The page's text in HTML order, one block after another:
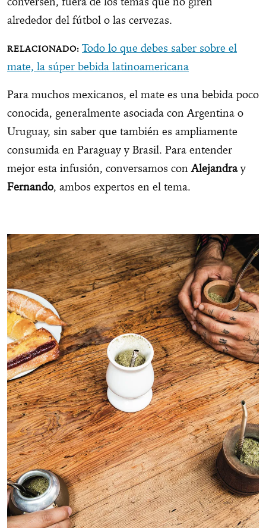
alrededor del fútbol o las cervezas.
Todo lo que debes saber sobre el
mate, la súper bebida latinoamericana
Para muchos mexicanos, el mate es una bebida poco
conocida, generalmente asociada con Argentina o
Uruguay, sin saber que también es ampliamente
consumida en Paraguay y Brasil. Para entender
mejor esta infusión, conversamos conAlejandray
Fernando, ambos expertos en el tema.